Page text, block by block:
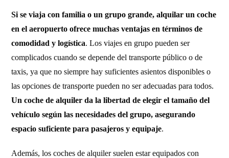
Si se viaja con familia o un grupo grande, alquilar un coche
en el aeropuerto ofrece muchas ventajas en términos de
comodidad y logística. Los viajes en grupo pueden ser
complicados cuando se depende del transporte público o de
taxis, ya que no siempre hay suficientes asientos disponibles o
las opciones de transporte pueden no ser adecuadas para todos.
Un coche de alquiler da la libertad de elegir el tamaño del
vehículo según las necesidades del grupo, asegurando
espacio suficiente para pasajeros y equipaje.
Además, los coches de alquiler suelen estar equipados con